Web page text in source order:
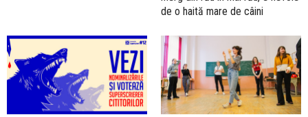
de o haită mare de câini